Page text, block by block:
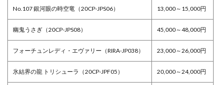
No.107 銀河眼の時空竜（20CP-JPS06） 13,000～15,000円
幽鬼うさぎ（20CP-JPS08） 45,000～48,000円
フォーチュンレディ・エヴァリー（RIRA-JP038） 23,000～26,000円
氷結界の龍 トリシューラ（20CP-JPF05） 20,000～24,000円